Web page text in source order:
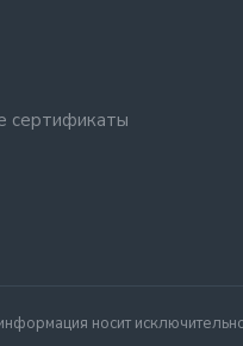
сертификаты
носит